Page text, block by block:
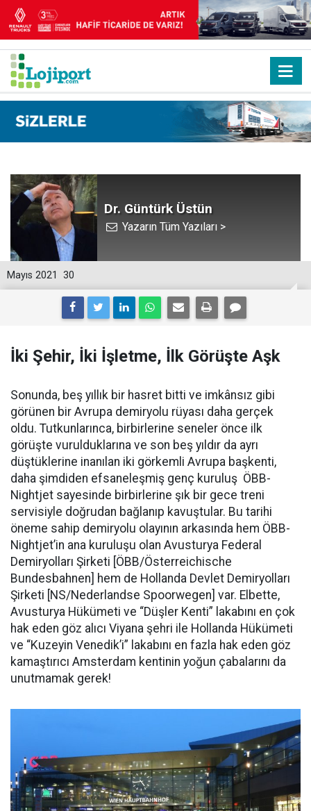
Dr. Güntürk Üstün
Yazarın Tüm Yazıları >
30
Mayıs 2021
İki Şehir, İki İşletme, İlk Görüşte Aşk
Sonunda, beş yıllık bir hasret bitti ve imkânsız gibi
görünen bir Avrupa demiryolu rüyası daha gerçek
oldu. Tutkunlarınca, birbirlerine seneler önce ilk
görüşte vurulduklarına ve son beş yıldır da ayrı
düştüklerine inanılan iki görkemli Avrupa başkenti,
daha şimdiden efsaneleşmiş genç kuruluş ÖBB-
Nightjet sayesinde birbirlerine şık bir gece treni
servisiyle doğrudan bağlanıp kavuştular. Bu tarihi
öneme sahip demiryolu olayının arkasında hem ÖBB-
Nightjet’in ana kuruluşu olan Avusturya Federal
Demiryolları Şirketi [ÖBB/Österreichische
Bundesbahnen] hem de Hollanda Devlet Demiryolları
Şirketi [NS/Nederlandse Spoorwegen] var. Elbette,
Avusturya Hükümeti ve “Düşler Kenti” lakabını en çok
hak eden göz alıcı Viyana şehri ile Hollanda Hükümeti
ve “Kuzeyin Venedik’i” lakabını en fazla hak eden göz
kamaştırıcı Amsterdam kentinin yoğun çabalarını da
unutmamak gerek!